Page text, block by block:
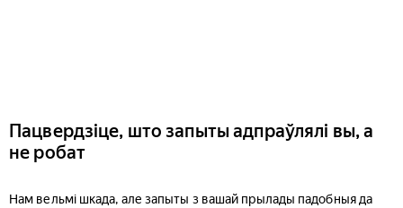
Пацвердзіце, што запыты адпраўлялі вы, а
не робат
Нам вельмі шкада, але запыты з вашай прылады падобныя да